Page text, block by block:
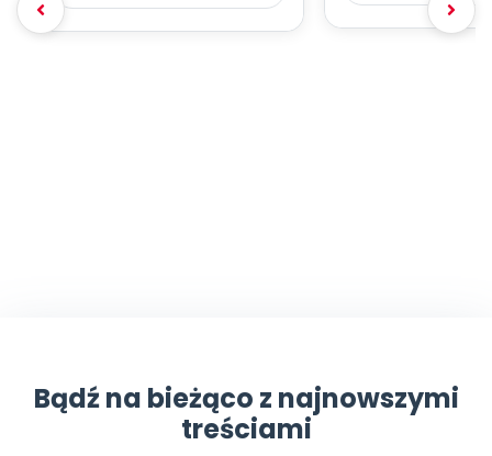
Bądź na bieżąco z najnowszymi
treściami